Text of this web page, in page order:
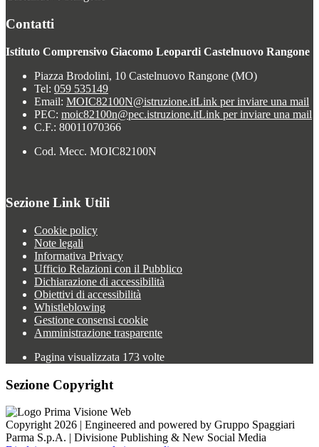
Contatti
Istituto Comprensivo Giacomo Leopardi Castelnuovo Rangone
Piazza Brodolini, 10 Castelnuovo Rangone (MO)
Tel: 059 535149
Email: MOIC82100N@istruzione.itLink per inviare una mail
PEC: moic82100n@pec.istruzione.itLink per inviare una mail
C.F.: 80011070366
Cod. Mecc. MOIC82100N
Sezione Link Utili
Cookie policy
Note legali
Informativa Privacy
Ufficio Relazioni con il Pubblico
Dichiarazione di accessibilità
Obiettivi di accessibilità
Whistleblowing
Gestione consensi cookie
Amministrazione trasparente
Pagina visualizzata 173 volte
Sezione Copyright
Copyright 2026 | Engineered and powered by Gruppo Spaggiari
Parma S.p.A. | Divisione Publishing & New Social Media